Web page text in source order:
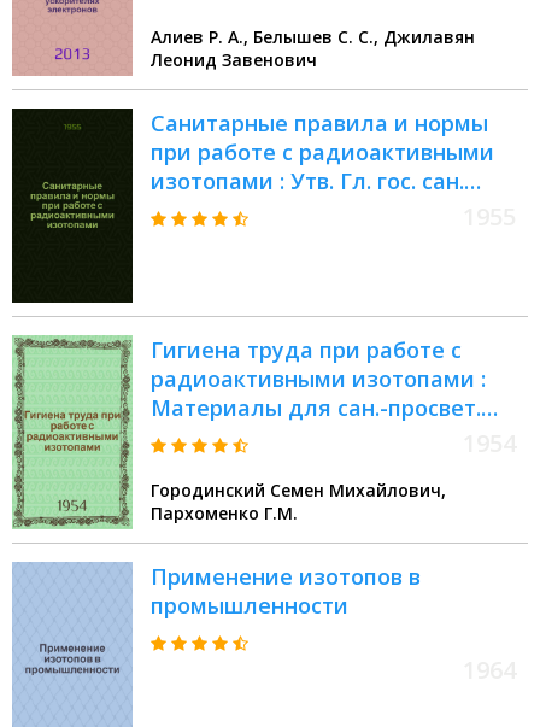
Алиев Р. А., Белышев С. С., Джилавян
Леонид Завенович
Санитарные правила и нормы
при работе с радиоактивными
изотопами : Утв. Гл. гос. сан.
инспекцией М-ва
Гигиена труда при работе с
радиоактивными изотопами :
Материалы для сан.-просвет.
работы
Городинский Семен Михайлович,
Пархоменко Г.М.
Применение изотопов в
промышленности